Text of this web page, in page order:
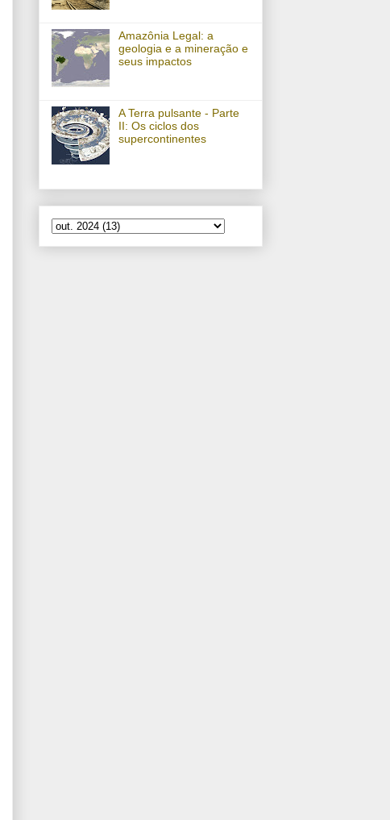
Amazônia Legal: a
geologia e a mineração e
seus impactos
A Terra pulsante - Parte
II: Os ciclos dos
supercontinentes